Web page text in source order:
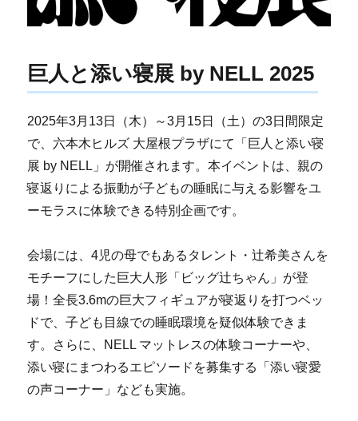
巨人と添い寝展 by NELL 2025
2025年3月13日（木）～3月15日（土）の3日間限定
で、六本木ヒルズ 大屋根プラザにて「巨人と添い寝
展 by NELL」が開催されます。本イベントは、親の
寝返りによる振動が子どもの睡眠に与える影響をユ
ーモラスに体験できる特別企画です。
会場には、4児の母でもあるタレント・辻󠄀希美さんを
モチーフにした巨大人形「ビッグ辻󠄀ちゃん」が登
場！全長3.6mの巨大フィギュアが寝返りを打つベッ
ドで、子ども目線での睡眠環境を疑似体験できま
す。さらに、NELL マットレスの体験コーナーや、
添い寝にまつわるエピソードを募集する「添い寝愛
の声コーナー」なども実施。